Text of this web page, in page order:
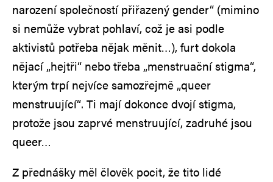
narození společností přiřazený gender“ (mimino
si nemůže vybrat pohlaví, což je asi podle
aktivistů potřeba nějak měnit…), furt dokola
nějací „hejtři“ nebo třeba „menstruační stigma“,
kterým trpí nejvíce samozřejmě „queer
menstruující“. Ti mají dokonce dvojí stigma,
protože jsou zaprvé menstruující, zadruhé jsou
queer…
Z přednášky měl člověk pocit, že tito lidé